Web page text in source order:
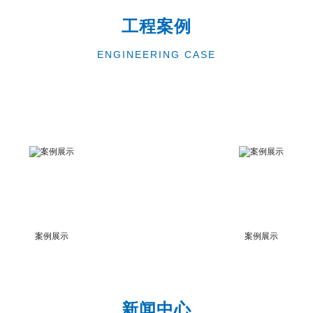
工程案例
ENGINEERING CASE
案例展示 案例展示
新闻中心